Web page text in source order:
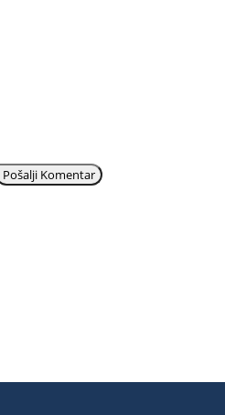
Pošalji Komentar